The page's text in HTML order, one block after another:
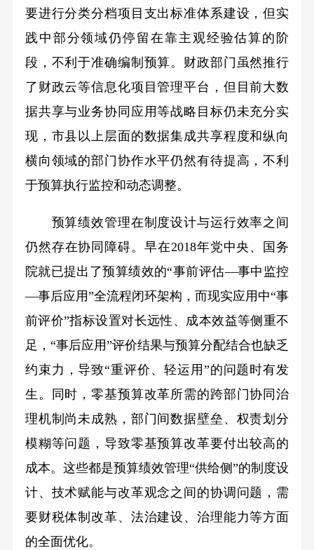
要进行分类分档项目支出标准体系建设，但实
践中部分领域仍停留在靠主观经验估算的阶
段，不利于准确编制预算。财政部门虽然推行
了财政云等信息化项目管理平台，但目前大数
据共享与业务协同应用等战略目标仍未充分实
现，市县以上层面的数据集成共享程度和纵向
横向领域的部门协作水平仍然有待提高，不利
于预算执行监控和动态调整。
预算绩效管理在制度设计与运行效率之间
仍然存在协同障碍。早在2018年党中央、国务
院就已提出了预算绩效的“事前评估—事中监控
—事后应用”全流程闭环架构，而现实应用中“事
前评价”指标设置对长远性、成本效益等侧重不
足，“事后应用”评价结果与预算分配结合也缺乏
约束力，导致“重评价、轻运用”的问题时有发
生。同时，零基预算改革所需的跨部门协同治
理机制尚未成熟，部门间数据壁垒、权责划分
模糊等问题，导致零基预算改革要付出较高的
成本。这些都是预算绩效管理“供给侧”的制度设
计、技术赋能与改革观念之间的协调问题，需
要财税体制改革、法治建设、治理能力等方面
的全面优化。